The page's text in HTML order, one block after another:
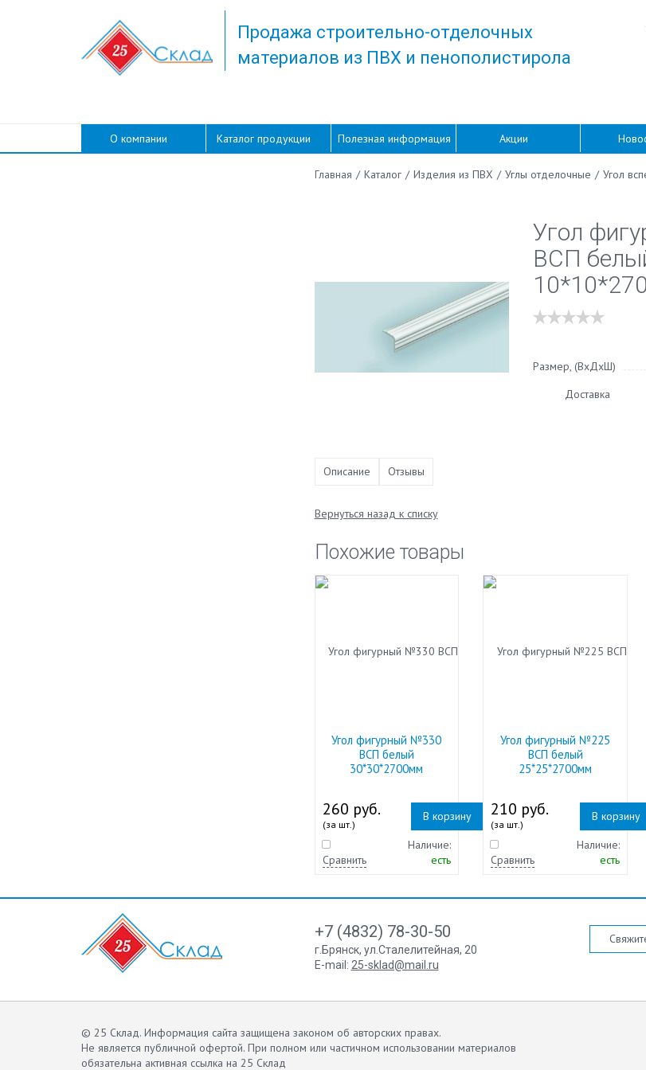
Продажа строительно-отделочных
материалов из ПВХ и пенополистирола
О компании Каталог продукции Полезная информация Акции
Главная / Каталог / Изделия из ПВХ / Углы отделочные / Угол
Угол
ВСП
Размер, (ВхДхШ)
Доставка
Описание Отзывы
Вернуться назад к списку
Похожие товары
Угол фигурный №330
ВСП белый
30*30*2700мм
260 руб.
(за шт.)
В корзину
Сравнить
Наличие:
есть
Угол фигурный №225
ВСП белый
25*25*2700мм
210 руб.
(за шт.)
В корзину
Сравнить
Наличие:
есть
+7 (4832) 78-30-50
г.Брянск, ул.Сталелитейная, 20
E-mail: 25-sklad@mail.ru
© 25 Склад. Информация сайта защищена законом об авторских правах.
Не является публичной офертой. При полном или частичном использовании материалов
обязательна активная ссылка на 25 Склад